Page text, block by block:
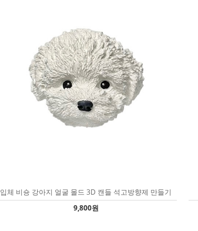
입체 비숑 강아지 얼굴 몰드 3D 캔들 석고방향제 만들기
9,800원